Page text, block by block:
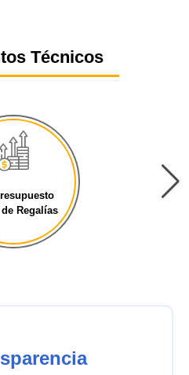
Técnicos
Regalías